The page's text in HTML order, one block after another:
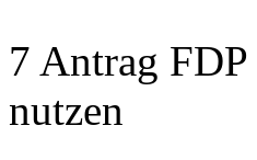
7 Antrag
nutzen